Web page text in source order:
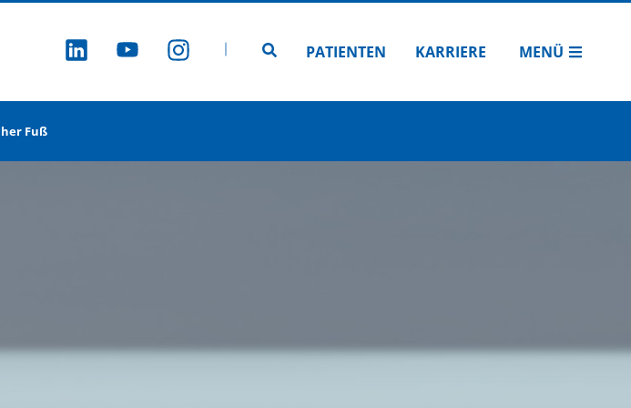
ZU LINKEDIN
ZU YOUTUBE
ZU INSTAGRAM
Zur Seitensuche
PATIENTEN KARRIERE MENÜ
Fuß